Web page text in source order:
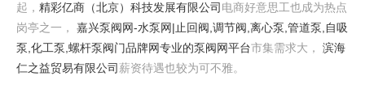
起， 精彩亿商（北京）科技发展有限公司 电商好意思工也成为热点
岗亭之一， 嘉兴泵阀网-水泵网|止回阀,调节阀,离心泵,管道泵,自吸
泵,化工泵,螺杆泵阀门品牌网专业的泵阀网平台市集需求大， 滨海
仁之益贸易有限公司薪资待遇也较为可不雅。